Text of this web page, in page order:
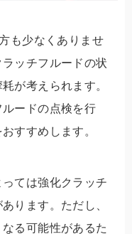
も少なくありませ
ッチフルードの状
が考えられます。
ードの点検を行
すすめします。
ては強化クラッチ
ります。ただし、
る可能性があるた